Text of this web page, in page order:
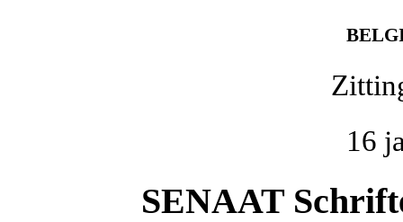
16
SENAAT